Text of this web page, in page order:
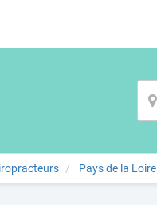
Pays de la Loire